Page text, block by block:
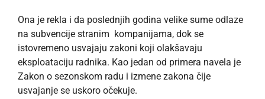
Ona je rekla i da poslednjih godina velike sume odlaze
na subvencije stranim kompanijama, dok se
istovremeno usvajaju zakoni koji olakšavaju
eksploataciju radnika. Kao jedan od primera navela je
Zakon o sezonskom radu i izmene zakona čije
usvajanje se uskoro očekuje.